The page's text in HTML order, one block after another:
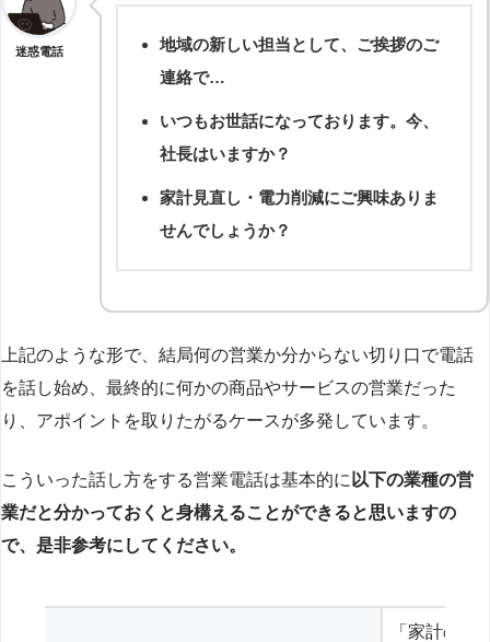
迷惑電話
地域の新しい担当として、ご挨拶のご
連絡で…
いつもお世話になっております。今、
社長はいますか？
家計見直し・電力削減にご興味ありま
せんでしょうか？
上記のような形で、結局何の営業か分からない切り口で電話
を話し始め、最終的に何かの商品やサービスの営業だった
り、アポイントを取りたがるケースが多発しています。
こういった話し方をする営業電話は基本的に 以下の業種の営
業だと分かっておくと身構えることができると思いますの
で、是非参考にしてください。
「家計の見